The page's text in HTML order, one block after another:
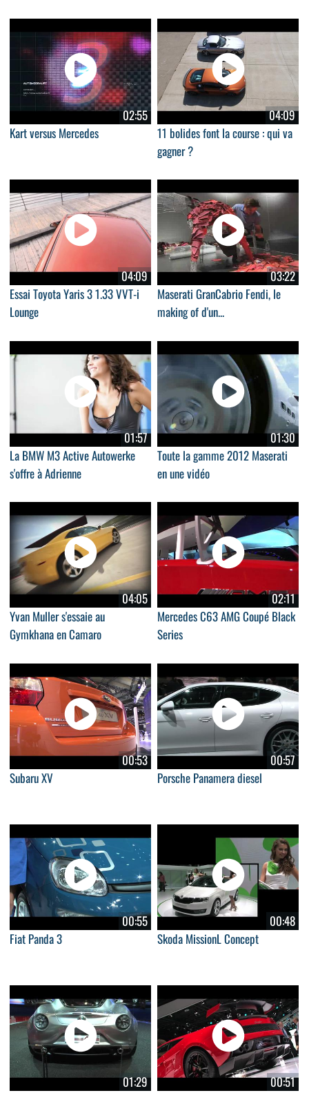
02:55
Kart versus Mercedes
04:09
11 bolides font la course : qui va
gagner ?
04:09
Essai Toyota Yaris 3 1.33 VVT-i
Lounge
03:22
Maserati GranCabrio Fendi, le
making of d'un...
01:57
La BMW M3 Active Autowerke
s'offre à Adrienne
01:30
Toute la gamme 2012 Maserati
en une vidéo
04:05
Yvan Muller s'essaie au
Gymkhana en Camaro
02:11
Mercedes C63 AMG Coupé Black
Series
00:53
Subaru XV
00:57
Porsche Panamera diesel
00:55
Fiat Panda 3
00:48
Skoda MissionL Concept
01:29
00:51